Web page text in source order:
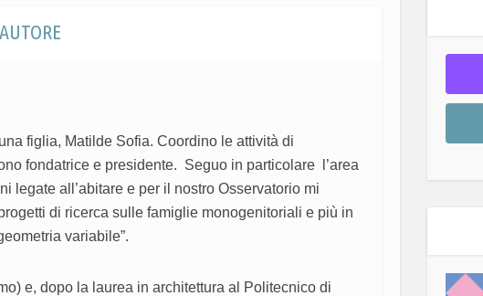
AUTORE
figlia, Matilde Sofia. Coordino le attività di
fondatrice e presidente. Seguo in particolare l’area
legate all’abitare e per il nostro Osservatorio mi
di ricerca sulle famiglie monogenitoriali e più in
variabile”.
e, dopo la laurea in architettura al Politecnico di